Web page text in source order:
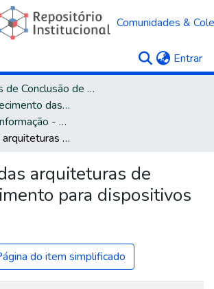
Comunidades &
Entrar
Trabalhos de Conclusão de Curso
Área do Conhecimento das Ciências Exatas e da Terra
Sistemas de Informação - Bacharelado
Avaliação das arquiteturas de desenvolvimento para dispositivos móveis
arquiteturas de
para dispositivos
do item simplificado